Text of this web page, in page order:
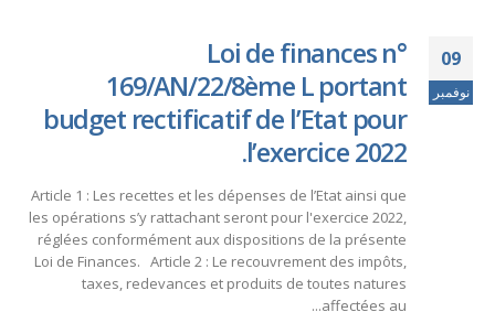
09
نوفمبر
Loi de finances n°
169/AN/22/8ème L portant
budget rectificatif de l’Etat pour
l’exercice 2022.
Article 1 : Les recettes et les dépenses de l’Etat ainsi que
les opérations s’y rattachant seront pour l'exercice 2022,
réglées conformément aux dispositions de la présente
Loi de Finances. Article 2 : Le recouvrement des impôts,
taxes, redevances et produits de toutes natures
affectées au...